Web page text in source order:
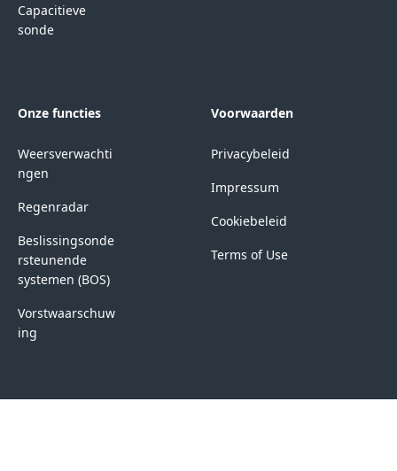
Capacitieve
sonde
Onze functies
Weersverwachti
ngen
Regenradar
Beslissingsonde
rsteunende
systemen (BOS)
Vorstwaarschuw
ing
Voorwaarden
Privacybeleid
Impressum
Cookiebeleid
Terms of Use